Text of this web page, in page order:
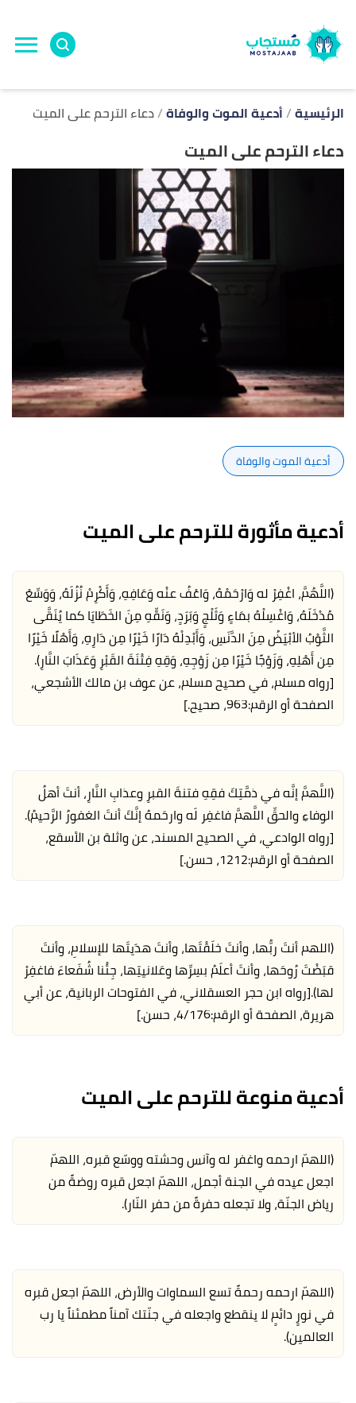
الرئيسية أدعية الموت والوفاة دعاء الترحم على الميت
دعاء الترحم على الميت
أدعية الموت والوفاة
أدعية مأثورة للترحم على الميت
(اللَّهُمَّ، اغْفِرْ له وَارْحَمْهُ، وَاعْفُ عنْه وَعَافِهِ، وَأَكْرِمْ نُزُلَهُ، وَوَسِّعْ
مُدْخَلَهُ، وَاغْسِلْهُ بمَاءٍ وَثَلْجٍ وَبَرَدٍ، وَنَقِّهِ مِنَ الخَطَايَا كما يُنَقَّى
الثَّوْبُ الأبْيَضُ مِنَ الدَّنَسِ، وَأَبْدِلْهُ دَارًا خَيْرًا مِن دَارِهِ، وَأَهْلًا خَيْرًا
مِن أَهْلِهِ، وَزَوْجًا خَيْرًا مِن زَوْجِهِ، وَقِهِ فِتْنَةَ القَبْرِ وَعَذَابَ النَّارِ).
[رواه مسلم، في صحيح مسلم، عن عوف بن مالك الأشجعي،
الصفحة أو الرقم:963، صحيح.]
(اللَّهمَّ إنَّه في ذمَّتِكَ فقِهِ فتنةَ القبرِ وعذابِ النَّارِ، أنتَ أهلُ
الوفاءِ والحقِّ اللَّهمَّ فاغفِر لَه وارحَمهُ إنَّكَ أنتَ الغفورُ الرَّحيمُ).
[رواه الوادعي، في الصحيح المسند، عن واثلة بن الأسقع،
الصفحة أو الرقم:1212، حسن.]
(اللهم أنتَ ربُّها، وأنتَ خلَقْتَها، وأنتَ هدَيتَها للإسلامِ، وأنتَ
قبَضْتَ رُوحَها، وأنتَ أعلَمُ بسِرِّها وعَلانيتِها، جِئْنا شُفَعاءَ فاغفِرْ
لها).[رواه ابن حجر العسقلاني، في الفتوحات الربانية، عن أبي
هريرة، الصفحة أو الرقم:4/176، حسن.]
أدعية منوعة للترحم على الميت
(اللهمّ ارحمه واغفر له وآنس وحشته ووسّع قبره، اللهمّ
اجعل عيده في الجنة أجمل، اللهمّ اجعل قبره روضةً من
رياض الجنّة، ولا تجعله حفرةً من حفر النّار).
(اللهمّ ارحمه رحمةً تسع السماوات والأرض، اللهمّ اجعل قبره
في نورٍ دائمٍ لا ينقطع واجعله في جنّتك آمناً مطمئناً يا رب
العالمين).